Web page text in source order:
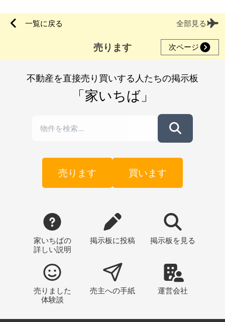
一覧に戻る 全部見る
売ります 次ページ
不動産を直接売り買いする人たちの掲示板
「家いちば」
売ります 買います
家いちばの
詳しい説明
掲示板に投稿 掲示板 を見る
売りました
体験談
売主への手紙 運営会社